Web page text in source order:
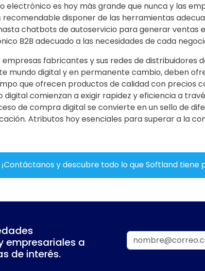
es hoy más grande que nunca y las
recomendable disponer de las herramientas
chatbots de autoservicio para generar
B2B adecuado a las necesidades de cada
empresas fabricantes y sus redes de distribuidores
mundo digital y en permanente cambio, deben
que ofrecen productos de calidad con precios
comienzan a exigir rapidez y eficiencia a
de compra digital se convierte en un sello de
Atributos hoy esenciales para superar a la
¡Contáctanos y descubre todo lo que Softland tiene
empresariales a
de interés.